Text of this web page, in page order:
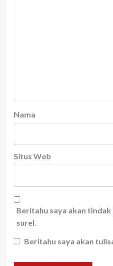
Nama
Situs Web
Beritahu saya akan
surel.
Beritahu saya akan